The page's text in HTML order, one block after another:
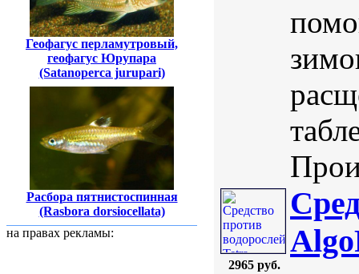
Геофагус перламутровый,
геофагус Юрупара
(Satanoperca jurupari)
Расбора пятнистоспинная
(Rasbora dorsiocellata)
на правах рекламы:
2965 руб.